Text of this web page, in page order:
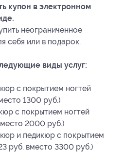
купон в электронном
неограниченное
себя или в подарок.
виды услуг:
с покрытием ногтей
1300 руб.)
с покрытием ногтей
2000 руб.)
и педикюр с покрытием
руб. вместо 3300 руб.)